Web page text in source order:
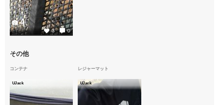
3 0
4
その他
コンテナ
UJack
レジャーマット
UJack